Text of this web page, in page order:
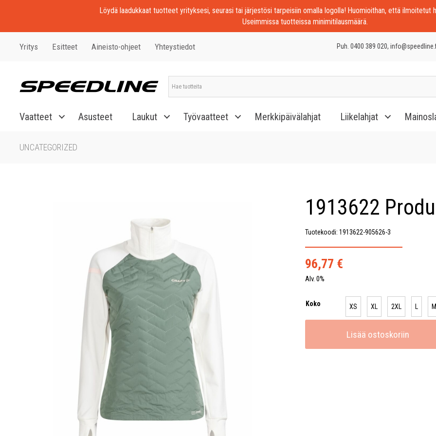
Löydä laadukkaat tuotteet yrityksesi, seurasi tai järjestösi tarpeisiin omalla logolla! Huomioithan, että ilmoitetut
Useimmissa tuotteissa minimitilausmäärä.
Yritys Esitteet Aineisto-ohjeet Yhteystiedot Puh. 0400 389 020,
Vaatteet Asusteet Laukut Työvaatteet Merkkipäivälahjat Liikelahjat
UNCATEGORIZED
1913622
Tuotekoodi: 1913622-905626-3
96,77 €
Alv. 0%
Koko XS XL 2XL L M
Lisää ostoskoriin